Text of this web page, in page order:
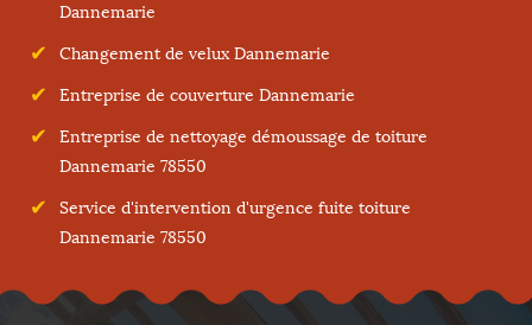
Dannemarie
Changement de velux Dannemarie
Entreprise de couverture Dannemarie
Entreprise de nettoyage démoussage de toiture
Dannemarie 78550
Service d'intervention d'urgence fuite toiture
Dannemarie 78550